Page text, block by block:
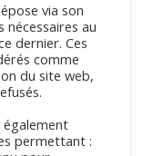
via son
nécessaires au
dernier. Ces
comme
du site web,
également
permettant :